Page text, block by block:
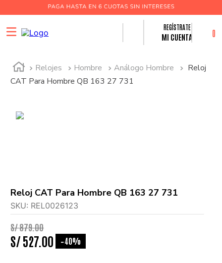
MI CUENTA 0
Relojes Hombre Análogo Hombre
Reloj
CAT Para Hombre QB 163 27 731
Reloj CAT Para Hombre QB 163 27 731
SKU: REL0026123
S/879.00
S/527. 00 -40%